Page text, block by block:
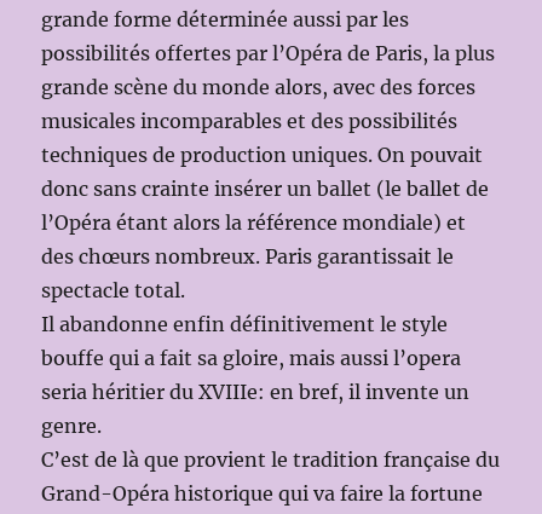
grande forme déterminée aussi par les
possibilités offertes par l’Opéra de Paris, la plus
grande scène du monde alors, avec des forces
musicales incomparables et des possibilités
techniques de production uniques. On pouvait
donc sans crainte insérer un ballet (le ballet de
l’Opéra étant alors la référence mondiale) et
des chœurs nombreux. Paris garantissait le
spectacle total.
Il abandonne enfin définitivement le style
bouffe qui a fait sa gloire, mais aussi l’opera
seria héritier du XVIIIe: en bref, il invente un
genre.
C’est de là que provient le tradition française du
Grand-Opéra historique qui va faire la fortune